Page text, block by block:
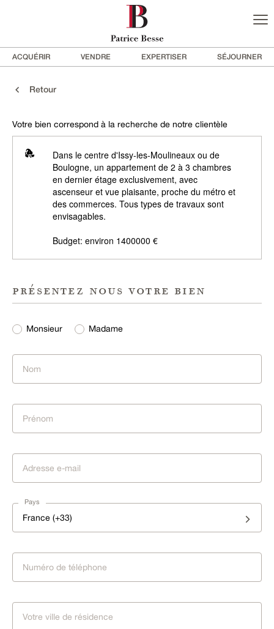
ACQUÉRIR VENDRE EXPERTISER SÉJOURNER
Retour
Votre bien correspond à la recherche de notre clientèle
Dans le centre d'Issy-les-Moulineaux ou de
Boulogne, un appartement de 2 à 3 chambres
en dernier étage exclusivement, avec
ascenseur et vue plaisante, proche du métro et
des commerces. Tous types de travaux sont
envisagables.
Budget: environ 1400000 €
présentez nous votre bien
Monsieur Madame
Pays
France (+33)